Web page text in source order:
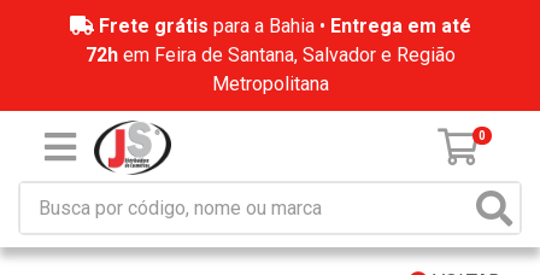
Frete grátis para a Bahia • Entrega em até
72hem Feira de Santana, Salvador e Região
Metropolitana
0